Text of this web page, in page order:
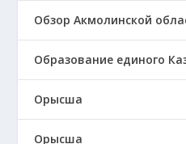
Обзор Акмолинской
Образование единого
Орысша
Орысша